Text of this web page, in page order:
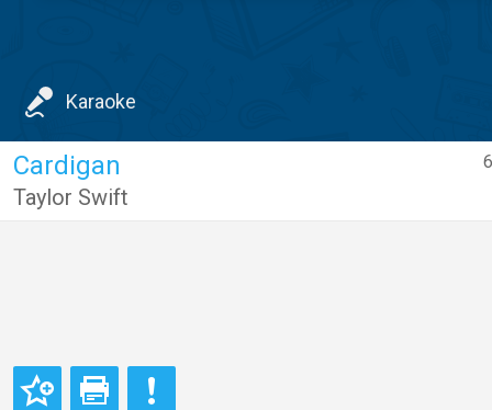
Karaoke
Cardigan
Taylor Swift